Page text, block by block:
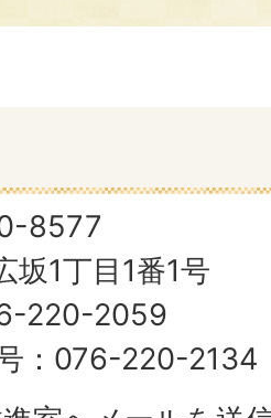
8577
坂1丁目1番1号
220-2059
：076-220-2134